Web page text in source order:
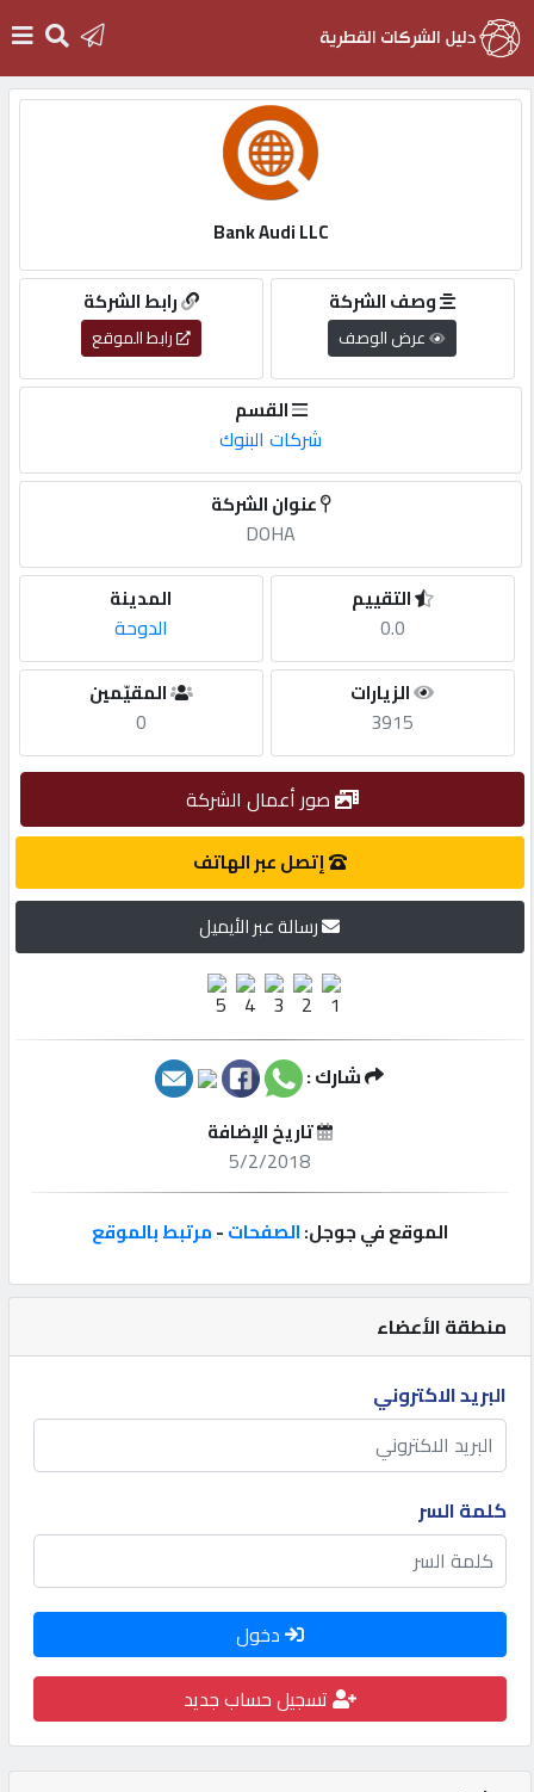
التسجيل
English
أضف
مطلوب
طلب
الاحصائيات
مميزة
إبحث
إعلانات
المنتدى
كيو
مزاد
كيو
نمبر
كارز
كيو
ماركت
منطقة الأعضاء
البريد الاكتروني
كلمة السر
دخول
تسجيل حساب جديد
Bank Audi LLC
رابط الشركة
رابط الموقع
وصف الشركة
عرض الوصف
القسم
شركات البنوك
عنوان الشركة
DOHA
المدينة
الدوحة
التقييم
0.0
المقيّمين
0
الزيارات
3915
صور أعمال الشركة
إتصل عبر الهاتف
رسالة عبر الأيميل
شارك :
تاريخ الإضافة
5/2/2018
الموقع في جوجل:الصفحات-مرتبط بالموقع